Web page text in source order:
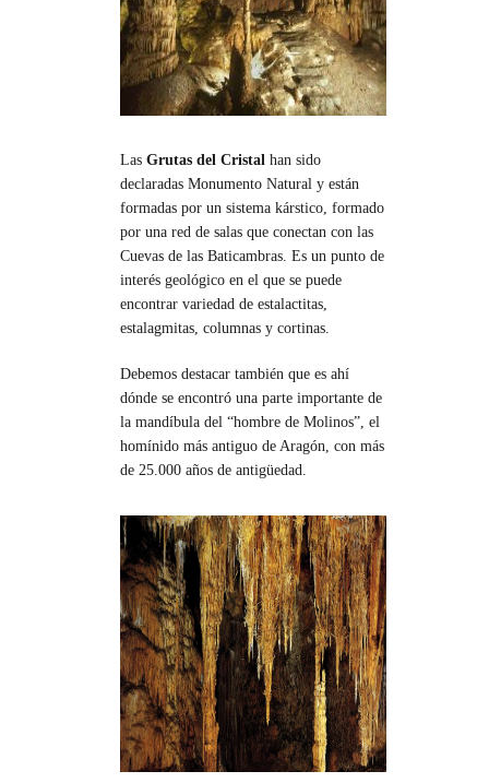
Las Grutas del Cristal han sido
declaradas Monumento Natural y están
formadas por un sistema kárstico, formado
por una red de salas que conectan con las
Cuevas de las Baticambras. Es un punto de
interés geológico en el que se puede
encontrar variedad de estalactitas,
estalagmitas, columnas y cortinas.
Debemos destacar también que es ahí
dónde se encontró una parte importante de
la mandíbula del “hombre de Molinos”, el
homínido más antiguo de Aragón, con más
de 25.000 años de antigüedad.